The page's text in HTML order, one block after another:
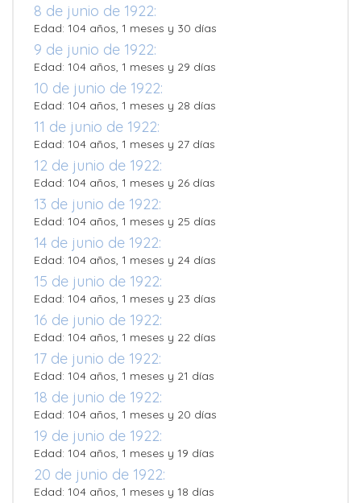
8 de junio de 1922:
Edad: 104 años, 1 meses y 30 días
9 de junio de 1922:
Edad: 104 años, 1 meses y 29 días
10 de junio de 1922:
Edad: 104 años, 1 meses y 28 días
11 de junio de 1922:
Edad: 104 años, 1 meses y 27 días
12 de junio de 1922:
Edad: 104 años, 1 meses y 26 días
13 de junio de 1922:
Edad: 104 años, 1 meses y 25 días
14 de junio de 1922:
Edad: 104 años, 1 meses y 24 días
15 de junio de 1922:
Edad: 104 años, 1 meses y 23 días
16 de junio de 1922:
Edad: 104 años, 1 meses y 22 días
17 de junio de 1922:
Edad: 104 años, 1 meses y 21 días
18 de junio de 1922:
Edad: 104 años, 1 meses y 20 días
19 de junio de 1922:
Edad: 104 años, 1 meses y 19 días
20 de junio de 1922:
Edad: 104 años, 1 meses y 18 días